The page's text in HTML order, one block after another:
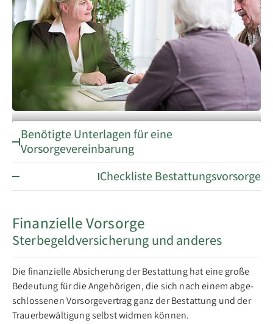
Informationsgespräch
Benötigte Unterlagenfür eine
Vorsorgevereinbarung
Checkliste Bestattungsvorsorge
Finanzielle Vorsorge
Sterbegeldversicherung und anderes
Die fi­nan­zi­el­le Ab­si­che­rung der Be­stat­tung hat ei­ne gro­ße
Be­deu­tung für die An­ge­hö­ri­gen, die sich nach ei­nem ab­ge­
schlos­se­nen Vor­sor­ge­ver­trag ganz der Be­stat­tung und der
Trau­er­be­wäl­ti­gung selbst wid­men kön­nen.